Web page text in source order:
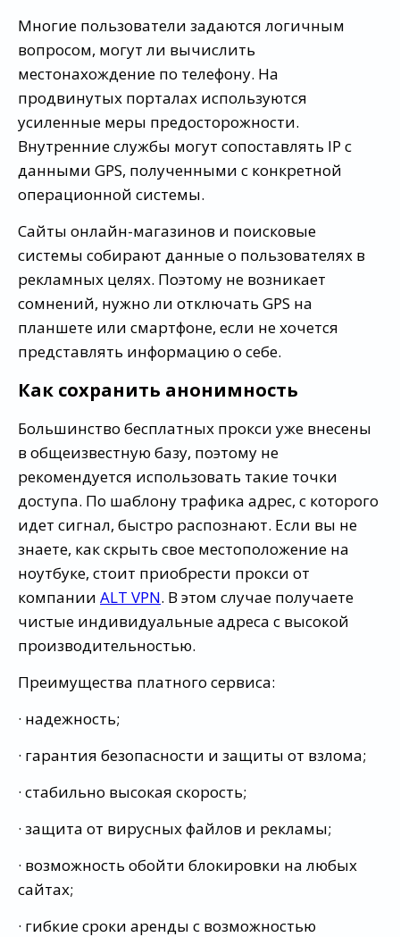
Многие пользователи задаются логичным
вопросом, могут ли вычислить
местонахождение по телефону. На
продвинутых порталах используются
усиленные меры предосторожности.
Внутренние службы могут сопоставлять IP с
данными GPS, полученными с конкретной
операционной системы.
Сайты онлайн-магазинов и поисковые
системы собирают данные о пользователях в
рекламных целях. Поэтому не возникает
сомнений, нужно ли отключать GPS на
планшете или смартфоне, если не хочется
представлять информацию о себе.
Как сохранить анонимность
Большинство бесплатных прокси уже внесены
в общеизвестную базу, поэтому не
рекомендуется использовать такие точки
доступа. По шаблону трафика адрес, с которого
идет сигнал, быстро распознают. Если вы не
знаете, как скрыть свое местоположение на
ноутбуке, стоит приобрести прокси от
компании ALT VPN. В этом случае получаете
чистые индивидуальные адреса с высокой
производительностью.
Преимущества платного сервиса:
· надежность;
· гарантия безопасности и защиты от взлома;
· стабильно высокая скорость;
· защита от вирусных файлов и рекламы;
· возможность обойти блокировки на любых
сайтах;
· гибкие сроки аренды с возможностью